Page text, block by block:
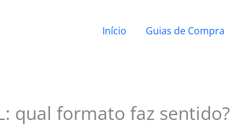
Início Guias de Compra
qual formato faz sentido?